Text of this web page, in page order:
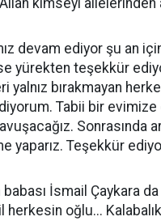
kimseyi ailelerinden
devam ediyor şu an
yürekten teşekkür
yalnız bırakmayan
Tabii bir
Sonrasında
yaparız. Teşekkür
babası İsmail Çaykara
herkesin oğlu...